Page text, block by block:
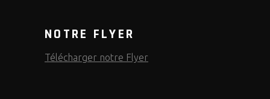
NOTRE FLYER
Télécharger notre Flyer